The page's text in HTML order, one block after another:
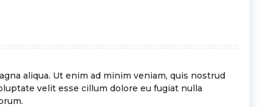
aliqua. Ut enim ad minim veniam, quis nostrud
velit esse cillum dolore eu fugiat nulla